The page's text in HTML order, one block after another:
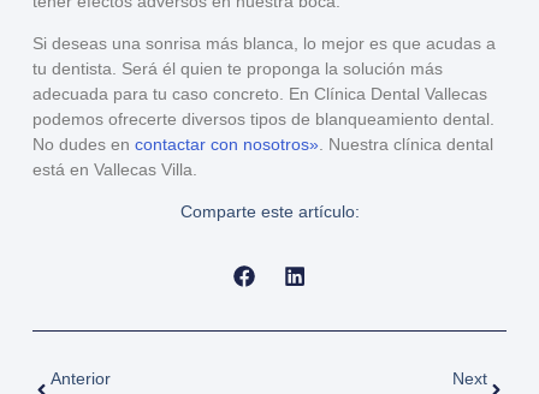
Si deseas una sonrisa más blanca, lo mejor es que acudas a
tu dentista. Será él quien te proponga la solución más
adecuada para tu caso concreto . En Clínica Dental Vallecas
podemos ofrecerte diversos tipos de blanqueamiento dental
No dudes en contactar con nosotros». Nuestra clínica dental
está en Vallecas Villa
Comparte este artículo:
Anterior
Next